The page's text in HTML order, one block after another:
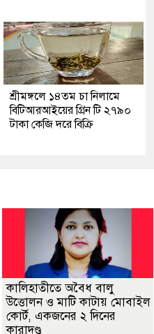
শ্রীমঙ্গলে ১৪তম চা নিলামে
বিটিআরআইয়ের গ্রিন টি ২৭৯০
টাকা কেজি দরে বিক্রি
কালিহাতীতে অবৈধ বালু
উত্তোলন ও মাটি কাটায় মোবাইল
কোর্ট, একজনের ২ দিনের
কারাদণ্ড